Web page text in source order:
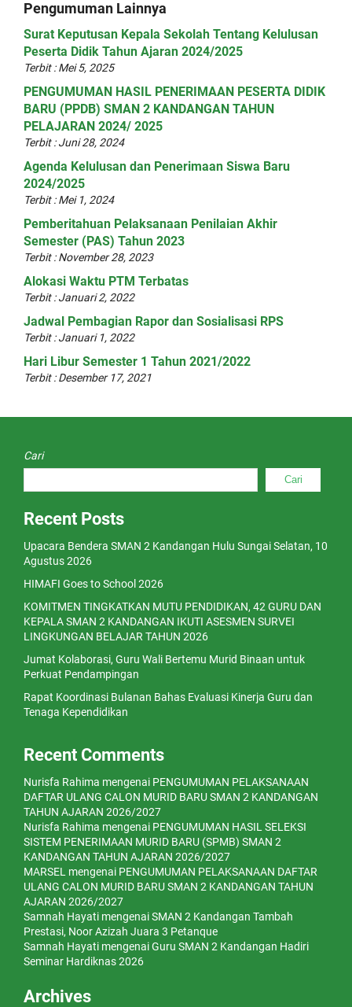
Pengumuman Lainnya
Surat Keputusan Kepala Sekolah Tentang Kelulusan
Peserta Didik Tahun Ajaran 2024/2025
Terbit : Mei 5, 2025
PENGUMUMAN HASIL PENERIMAAN PESERTA DIDIK
BARU (PPDB) SMAN 2 KANDANGAN TAHUN
PELAJARAN 2024/ 2025
Terbit : Juni 28, 2024
Agenda Kelulusan dan Penerimaan Siswa Baru
2024/2025
Terbit : Mei 1, 2024
Pemberitahuan Pelaksanaan Penilaian Akhir
Semester (PAS) Tahun 2023
Terbit : November 28, 2023
Alokasi Waktu PTM Terbatas
Terbit : Januari 2, 2022
Jadwal Pembagian Rapor dan Sosialisasi RPS
Terbit : Januari 1, 2022
Hari Libur Semester 1 Tahun 2021/2022
Terbit : Desember 17, 2021
Cari
Cari
Recent Posts
Upacara Bendera SMAN 2 Kandangan Hulu Sungai Selatan, 10
Agustus 2026
HIMAFI Goes to School 2026
KOMITMEN TINGKATKAN MUTU PENDIDIKAN, 42 GURU DAN
KEPALA SMAN 2 KANDANGAN IKUTI ASESMEN SURVEI
LINGKUNGAN BELAJAR TAHUN 2026
Jumat Kolaborasi, Guru Wali Bertemu Murid Binaan untuk
Perkuat Pendampingan
Rapat Koordinasi Bulanan Bahas Evaluasi Kinerja Guru dan
Tenaga Kependidikan
Recent Comments
Nurisfa Rahima mengenai PENGUMUMAN PELAKSANAAN
DAFTAR ULANG CALON MURID BARU SMAN 2 KANDANGAN
TAHUN AJARAN 2026/2027
Nurisfa Rahima mengenai PENGUMUMAN HASIL SELEKSI
SISTEM PENERIMAAN MURID BARU (SPMB) SMAN 2
KANDANGAN TAHUN AJARAN 2026/2027
MARSEL mengenai PENGUMUMAN PELAKSANAAN DAFTAR
ULANG CALON MURID BARU SMAN 2 KANDANGAN TAHUN
AJARAN 2026/2027
Samnah Hayati mengenaiSMAN 2 Kandangan Tambah
Prestasi, Noor Azizah Juara 3 Petanque
Samnah Hayati mengenaiGuru SMAN 2 Kandangan Hadiri
Seminar Hardiknas 2026
Archives